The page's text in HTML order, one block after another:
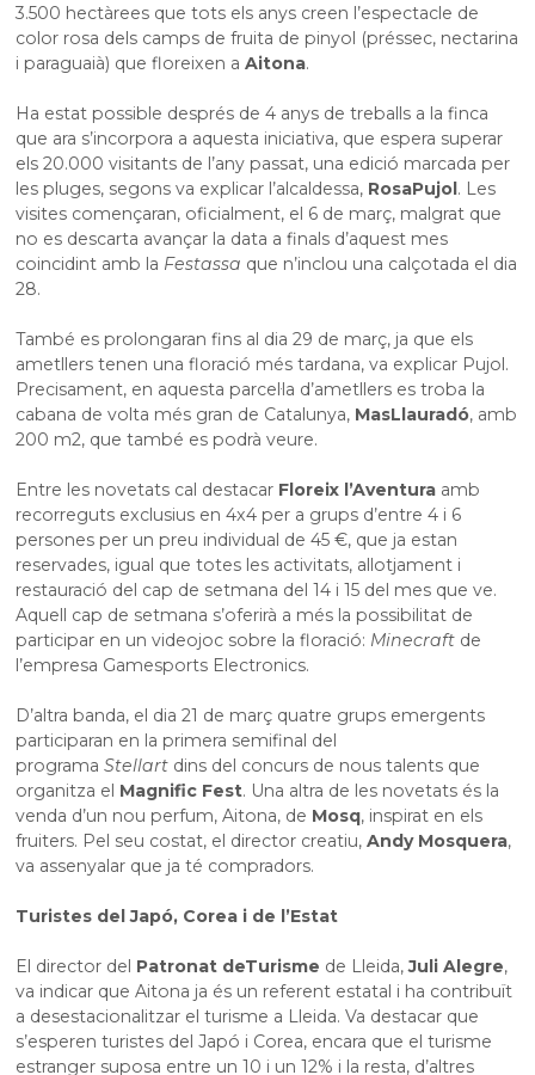
3.500 hectàrees que tots els anys creen l’espectacle de
color rosa dels camps de fruita de pinyol (préssec, nectarina
i paraguaià) que floreixen aAitona.
Ha estat possible després de 4 anys de treballs a la finca
que ara s’incorpora a aquesta iniciativa, que espera superar
els 20.000 visitants de l’any passat, una edició marcada per
les pluges, segons va explicar l’alcaldessa, RosaPujol. Les
visites començaran, oficialment, el 6 de març, malgrat que
no es descarta avançar la data a finals d’aquest mes
coincidint amb la Festassa que n’inclou una calçotada el dia
28.
També es prolongaran fins al dia 29 de març, ja que els
ametllers tenen una floració més tardana, va explicar Pujol.
Precisament, en aquesta parcel·la d’ametllers es troba la
cabana de volta més gran de Catalunya, MasLlauradó, amb
200 m2, que també es podrà veure.
Entre les novetats cal destacar Floreix l’Aventura amb
recorreguts exclusius en 4x4 per a grups d’entre 4 i 6
persones per un preu individual de 45 €, que ja estan
reservades, igual que totes les activitats, allotjament i
restauració del cap de setmana del 14 i 15 del mes que ve.
Aquell cap de setmana s’oferirà a més la possibilitat de
participar en un videojoc sobre la floració: Minecraft de
l’empresa Gamesports Electronics.
D’altra banda, el dia 21 de març quatre grups emergents
participaran en la primera semifinal del
programa Stellart dins del concurs de nous talents que
organitza el Magnific Fest. Una altra de les novetats és la
venda d’un nou perfum, Aitona, de Mosq, inspirat en els
fruiters. Pel seu costat, el director creatiu,Andy Mosquera,
va assenyalar que ja té compradors.
Turistes del Japó, Corea i de l’Estat
El director del Patronat deTurisme de Lleida,Juli Alegre,
va indicar que Aitona ja és un referent estatal i ha contribuït
a desestacionalitzar el turisme a Lleida. Va destacar que
s’esperen turistes del Japó i Corea, encara que el turisme
estranger suposa entre un 10 i un 12% i la resta, d’altres